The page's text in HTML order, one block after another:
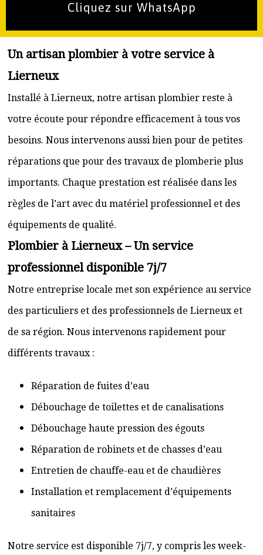
Cliquez sur WhatsApp
Un artisan plombier à votre service à
Lierneux
Installé à Lierneux, notre artisan plombier reste à
votre écoute pour répondre efficacement à tous vos
besoins. Nous intervenons aussi bien pour de petites
réparations que pour des travaux de plomberie plus
importants. Chaque prestation est réalisée dans les
règles de l’art avec du matériel professionnel et des
équipements de qualité.
Plombier à Lierneux – Un service
professionnel disponible 7j/7
Notre entreprise locale met son expérience au service
des particuliers et des professionnels de Lierneux et
de sa région. Nous intervenons rapidement pour
différents travaux :
Réparation de fuites d’eau
Débouchage de toilettes et de canalisations
Débouchage haute pression des égouts
Réparation de robinets et de chasses d’eau
Entretien de chauffe-eau et de chaudières
Installation et remplacement d’équipements
sanitaires
Notre service est disponible 7j/7, y compris les week-